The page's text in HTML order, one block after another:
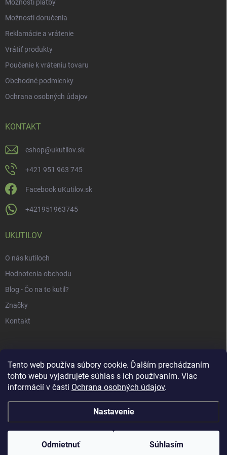
Tento web používa súbory cookie. Ďalším prechádzaním
tohto webu vyjadrujete súhlas s ich používaním. Viac
informácií v časti Ochrana osobných údajov.
Nastavenie
Odmietnuť Súhlasím
Možnosti platby
Možnosti doručenia
Reklamácie a vrátenie
Vrátiť produkty
Poučenie k vráteniu tovaru
Obchodné podmienky
Ochrana osobných údajov
KONTAKT
eshop@ukutilov.sk
+421 951 963 745
Facebook uKutilov.sk
+421951963745
UKUTILOV
O nás kutiloch
Hodnotenia obchodu
Blog - Čo na to kutil?
Značky
Kontakt
Copyright 2026 . Všetky práva vyhradené.